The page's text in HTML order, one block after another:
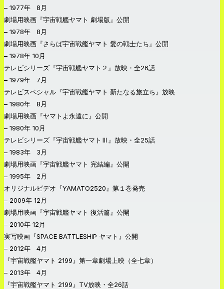
– 1977年 8月
劇場用映画『宇宙戦艦ヤマト 劇場版』公開
– 1978年 8月
劇場用映画『さらば宇宙戦艦ヤマト 愛の戦士たち』公開
– 1978年 10月
テレビシリーズ『宇宙戦艦ヤマト２』放映・全26話
– 1979年 7月
テレビスペシャル『宇宙戦艦ヤマト 新たなる旅立ち』放映
– 1980年 8月
劇場用映画『ヤマトよ永遠に』公開
– 1980年 10月
テレビシリーズ『宇宙戦艦ヤマトⅢ』放映・全25話
– 1983年 3月
劇場用映画『宇宙戦艦ヤマト 完結編』公開
– 1995年 2月
オリジナルビデオ『YAMATO2520』第１巻発売
– 2009年 12月
劇場用映画『宇宙戦艦ヤマト 復活篇』公開
– 2010年 12月
実写映画『SPACE BATTLESHIP ヤマト』公開
– 2012年 4月
『宇宙戦艦ヤマト 2199』第一章劇場上映（全七章）
– 2013年 4月
『宇宙戦艦ヤマト 2199』TV放映・全26話